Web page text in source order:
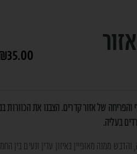
35.00
של אזור קדרים. הצבנו את הכוורות
בעליה.
ממנה מאופיין באיזון עדין ונעים בין